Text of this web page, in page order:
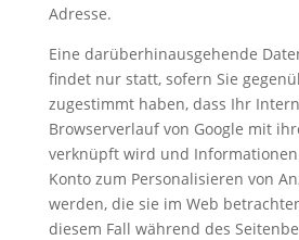
Adresse.
Eine darüberhinausgehende
findet nur statt, sofern Sie
zugestimmt haben, dass Ihr
Browserverlauf von Google mit
verknüpft wird und Informationen
Konto zum Personalisieren von
werden, die sie im Web
diesem Fall während des